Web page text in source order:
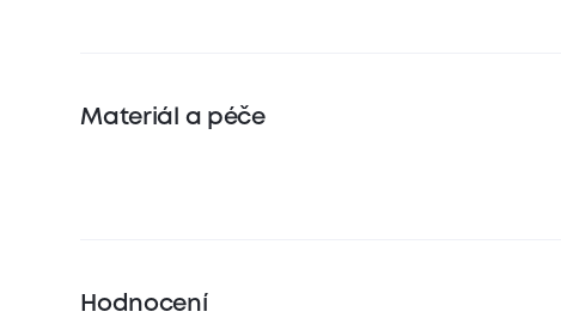
Materiál a péče
Hodnocení